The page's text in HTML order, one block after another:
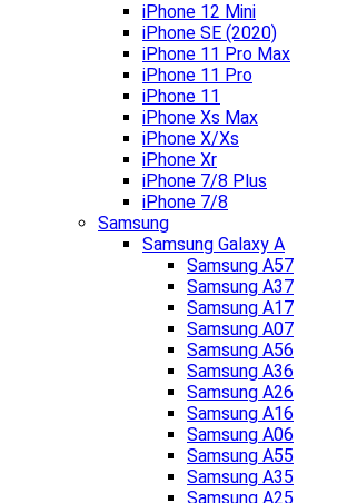
iPhone 12 Mini
iPhone SE (2020)
iPhone 11 Pro Max
iPhone 11 Pro
iPhone 11
iPhone Xs Max
iPhone X/Xs
iPhone Xr
iPhone 7/8 Plus
iPhone 7/8
Samsung
Samsung Galaxy A
Samsung A57
Samsung A37
Samsung A17
Samsung A07
Samsung A56
Samsung A36
Samsung A26
Samsung A16
Samsung A06
Samsung A55
Samsung A35
Samsung A25